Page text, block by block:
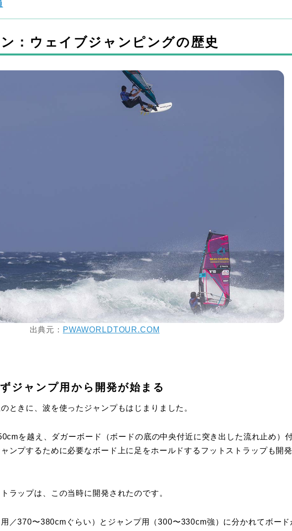
：ウェイブジャンピングの歴史
出典元： PWAWORLDTOUR.COM
ジャンプ用から開発が始まる
ときに、波を使ったジャンプもはじまりました。
を越え、ダガーボード（ボードの底の中央付近に突き出した流れ止め）
ンプするために必要なボード上に足をホールドするフットストラップも開
ラップは、この当時に開発されたのです。
／370〜380cmぐらい）とジャンプ用（300〜330cm強）に分かれてボード